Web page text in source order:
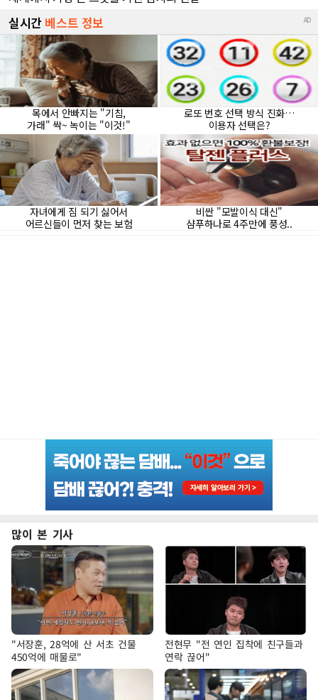
많이 본 기사
"서장훈, 28억에 산 서초 건물
450억에 매물로"
전현무 "전 연인 집착에 친구들과
연락 끊어"